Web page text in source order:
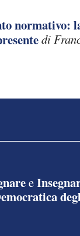
normativo:
di
e